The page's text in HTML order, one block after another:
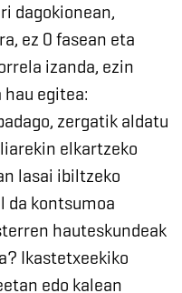
dagokionean,
ez 0 fasean eta
izanda, ezin
egitea:
zergatik aldatu
elkartzeko
lasai ibiltzeko
da kontsumoa
hauteskundeak
Ikastetxeekiko
edo kalean